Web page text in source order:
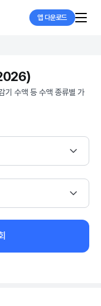
앱 다운로드
기 수액 등 수액 종류별 가